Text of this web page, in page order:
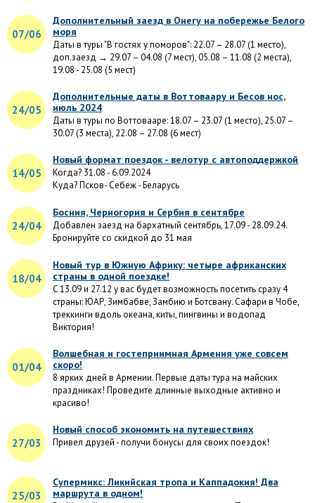
07/06
Дополнительный заезд в Онегу на побережье Белого
моря
Даты в туры "В гостях у поморов": 22.07 – 28.07 (1 место),
доп.заезд → 29.07 – 04.08 (7 мест), 05.08 – 11.08 (2 места),
19.08 - 25.08 (5 мест)
24/05
Дополнительные даты в Воттоваару и Бесов нос,
июль 2024
Даты в туры по Воттовааре: 18.07 – 23.07 (1 место), 25.07 –
30.07 (3 места), 22.08 – 27.08 (6 мест)
14/05
Новый формат поездок - велотур с автоподдержкой
Когда? 31.08 - 6.09.2024
Куда? Псков- Себеж - Беларусь
24/04
Босния, Черногория и Сербия в сентябре
Добавлен заезд на бархатный сентябрь, 17.09 - 28.09.24.
Бронируйте со скидкой до 31 мая
18/04
Новый тур в Южную Африку: четыре африканских
страны в одной поездке!
C 13.09 и 27.12 у вас будет возможность посетить сразу 4
страны: ЮАР, Зимбабве, Замбию и Ботсвану. Сафари в Чобе,
треккинги вдоль океана, киты, пингвины и водопад
Виктория!
01/04
Волшебная и гостеприимная Армения уже совсем
скоро!
8 ярких дней в Армении. Первые даты тура на майских
праздниках! Проведите длинные выходные активно и
красиво!
27/03
Новый способ экономить на путешествиях
Привел друзей - получи бонусы для своих поездок!
25/03
Супермикс: Ликийская тропа и Каппадокия! Два
маршрута в одном!